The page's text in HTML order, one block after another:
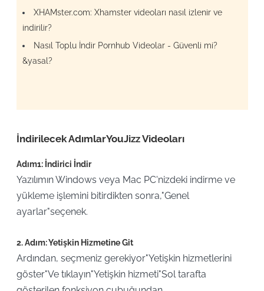
XHAMster.com: Xhamster videoları nasıl izlenir ve
indirilir?
Nasıl Toplu İndir Pornhub Videolar - Güvenli mi?
&yasal?
İndirilecek AdımlarYouJizz Videoları
Adım1: İndirici İndir
Yazılımın Windows veya Mac PC'nizdeki indirme ve
yükleme işlemini bitirdikten sonra,"Genel
ayarlar"seçenek.
2. Adım: Yetişkin Hizmetine Git
Ardından, seçmeniz gerekiyor"Yetişkin hizmetlerini
göster"Ve tıklayın"Yetişkin hizmeti"Sol tarafta